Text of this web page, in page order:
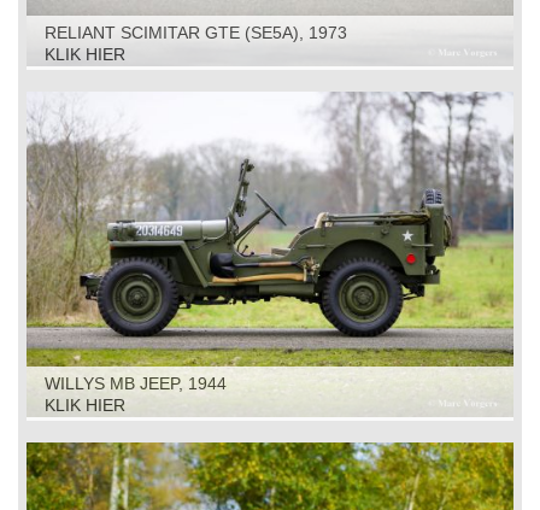
RELIANT SCIMITAR GTE (SE5A), 1973
KLIK HIER
WILLYS MB JEEP, 1944
KLIK HIER